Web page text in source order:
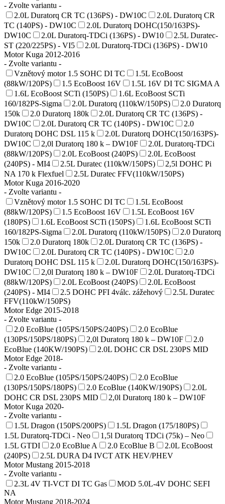
- Zvolte variantu -
2.0L Duratorq CR TC (136PS) - DW10C
2.0L Duratorq CR
TC (140PS) - DW10C
2.0L Duratorq DOHC(150/163PS)-
DW10C
2.0L Duratorq-TDCi (136PS) - DW10
2.5L Duratec-
ST (220/225PS) - VI5
2.0L Duratorq-TDCi (136PS) - DW10
Motor Kuga 2012-2016
- Zvolte variantu -
Vznětový motor 1.5 SOHC DI TC
1.5L EcoBoost
(88kW/120PS)
1.5 EcoBoost 16V
1.5L 16V DI TC SIGMA A
1.6L EcoBoost SCTi (150PS)
1.6L EcoBoost SCTi
160/182PS-Sigma
2.0L Duratorq (110kW/150PS)
2.0 Duratorq
150k
2.0 Duratorq 180k
2.0L Duratorq CR TC (136PS) -
DW10C
2.0L Duratorq CR TC (140PS) - DW10C
2.0
Duratorq DOHC DSL 115 k
2.0L Duratorq DOHC(150/163PS)-
DW10C
2,0l Duratorq 180 k – DW10F
2.0L Duratorq-TDCi
(88kW/120PS)
2.0L EcoBoost (240PS)
2.0L EcoBoost
(240PS) - MI4
2.5L Duratec (110kW/150PS)
2,5l DOHC Pi
NA 170 k Flexfuel
2.5L Duratec FFV(110kW/150PS)
Motor Kuga 2016-2020
- Zvolte variantu -
Vznětový motor 1.5 SOHC DI TC
1.5L EcoBoost
(88kW/120PS)
1.5 EcoBoost 16V
1.5L EcoBoost 16V
(180PS)
1.6L EcoBoost SCTi (150PS)
1.6L EcoBoost SCTi
160/182PS-Sigma
2.0L Duratorq (110kW/150PS)
2.0 Duratorq
150k
2.0 Duratorq 180k
2.0L Duratorq CR TC (136PS) -
DW10C
2.0L Duratorq CR TC (140PS) - DW10C
2.0
Duratorq DOHC DSL 115 k
2.0L Duratorq DOHC(150/163PS)-
DW10C
2,0l Duratorq 180 k – DW10F
2.0L Duratorq-TDCi
(88kW/120PS)
2.0L EcoBoost (240PS)
2.0L EcoBoost
(240PS) - MI4
2.5 DOHC PFI 4válc. zážehový
2.5L Duratec
FFV(110kW/150PS)
Motor Edge 2015-2018
- Zvolte variantu -
2.0 EcoBlue (105PS/150PS/240PS)
2.0 EcoBlue
(130PS/150PS/180PS)
2,0l Duratorq 180 k – DW10F
2.0
EcoBlue (140KW/190PS)
2.0L DOHC CR DSL 230PS MID
Motor Edge 2018-
- Zvolte variantu -
2.0 EcoBlue (105PS/150PS/240PS)
2.0 EcoBlue
(130PS/150PS/180PS)
2.0 EcoBlue (140KW/190PS)
2.0L
DOHC CR DSL 230PS MID
2,0l Duratorq 180 k – DW10F
Motor Kuga 2020-
- Zvolte variantu -
1.5L Dragon (150PS/200PS)
1.5L Dragon (175/180PS)
1.5L Duratorq-TDCi - Neo
1,5l Duratorq TDCi (75k) – Neo
1.5L GTDI
2.0 EcoBlue A 2.0 EcoBlue B
2.0L EcoBoost
(240PS)
2.5L DURA D4 IVCT ATK HEV/PHEV
Motor Mustang 2015-2018
- Zvolte variantu -
2.3L 4V TI-VCT DI TC Gas
MOD 5.0L-4V DOHC SEFI
NA
Motor Mustang 2018-2024